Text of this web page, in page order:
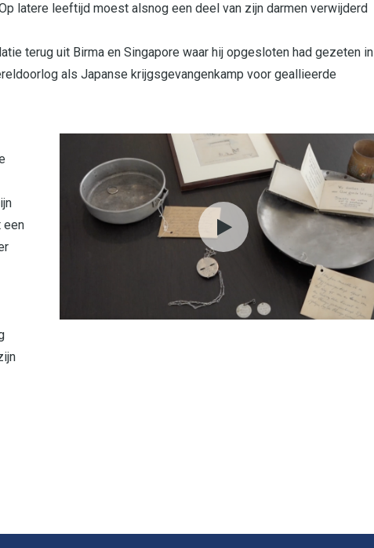
latere leeftijd moest alsnog een deel van zijn darmen verwijderd
terug uit Birma en Singapore waar hij opgesloten had gezeten in
als Japanse krijgsgevangenkamp voor geallieerde
een